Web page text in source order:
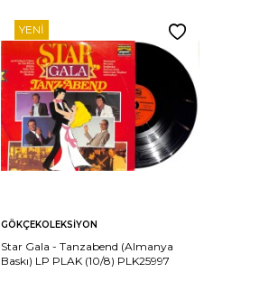
YENI
Sepete
Ekle
GÖKÇEKOLEKSIYON
Star Gala - Tanzabend (Almanya
Baskı) LP PLAK (10/8) PLK25997